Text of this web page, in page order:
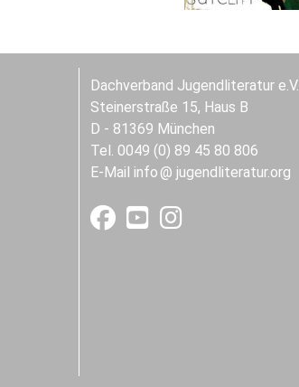
Dachverband Jugendliteratur e.V.
Steinerstraße 15, Haus B
D - 81369 München
Tel. 0049 (0) 89 45 80 806
E-Mail info jugendliteratur.org